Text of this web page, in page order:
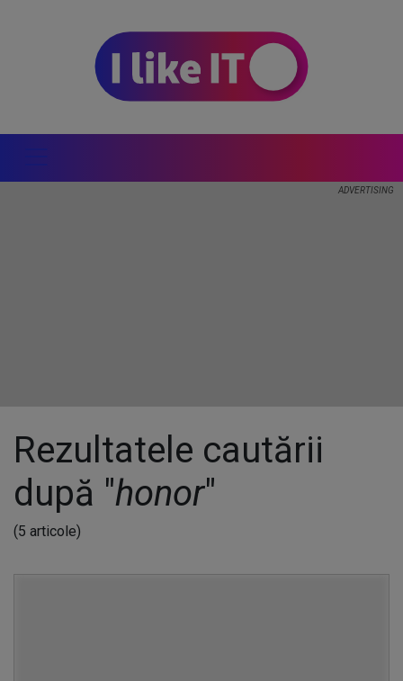
Rezultatele cautării
după "honor"
(5 articole)